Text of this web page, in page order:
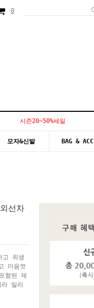
0
시즌20~50%세일
모자&신발 BAG & ACC
선차
고 위생
마음껏
함된 제
밀리